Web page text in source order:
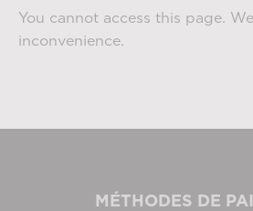
You cannot access this page.
inconvenience.
MÉTHODES DE